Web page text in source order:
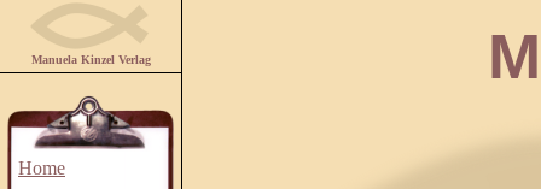
Manuela Kinzel Verlag
Home